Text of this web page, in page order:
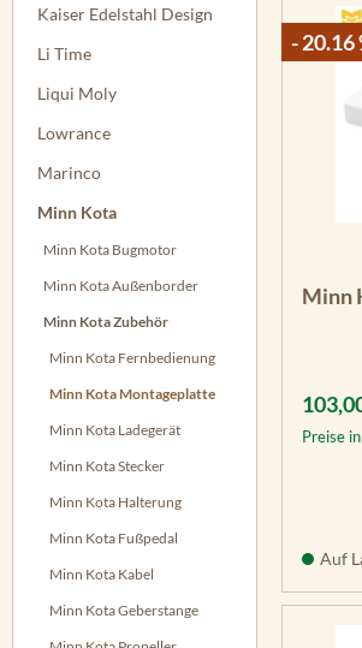
Kaiser Edelstahl Design
Li Time
Liqui Moly
Lowrance
Marinco
Minn Kota
Minn Kota Bugmotor
Minn Kota Außenborder
Minn Kota Zubehör
Minn Kota Fernbedienung
Minn Kota Montageplatte
Minn Kota Ladegerät
Minn Kota Stecker
Minn Kota Halterung
Minn Kota Fußpedal
Minn Kota Kabel
Minn Kota Geberstange
- 20.16
Minn
Preise
Auf